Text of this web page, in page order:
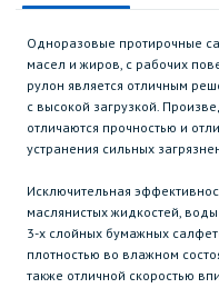
Одноразовые протирочные
масел и жиров, с рабочих
рулон является отличным
с высокой загрузкой.
отличаются прочностью и
устранения сильных
Исключительная
маслянистых жидкостей,
3-х слойных бумажных
плотностью во влажном
также отличной скоростью